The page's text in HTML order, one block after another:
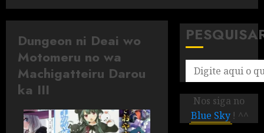
Dungeon ni Deai wo
Motomeru no wa
Machigatteiru Darou
ka III
Nos siga no
Blue Sky ! ^^